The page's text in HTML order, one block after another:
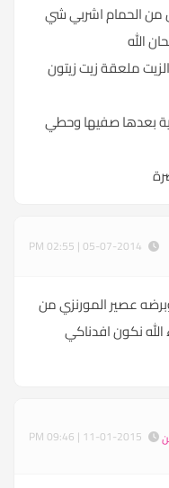
من الحمام اشربي شي
الله
ملعقة زيت زيتون
بعدها صفيها وحطي
عصير المورنزي من
نكون افدناكي